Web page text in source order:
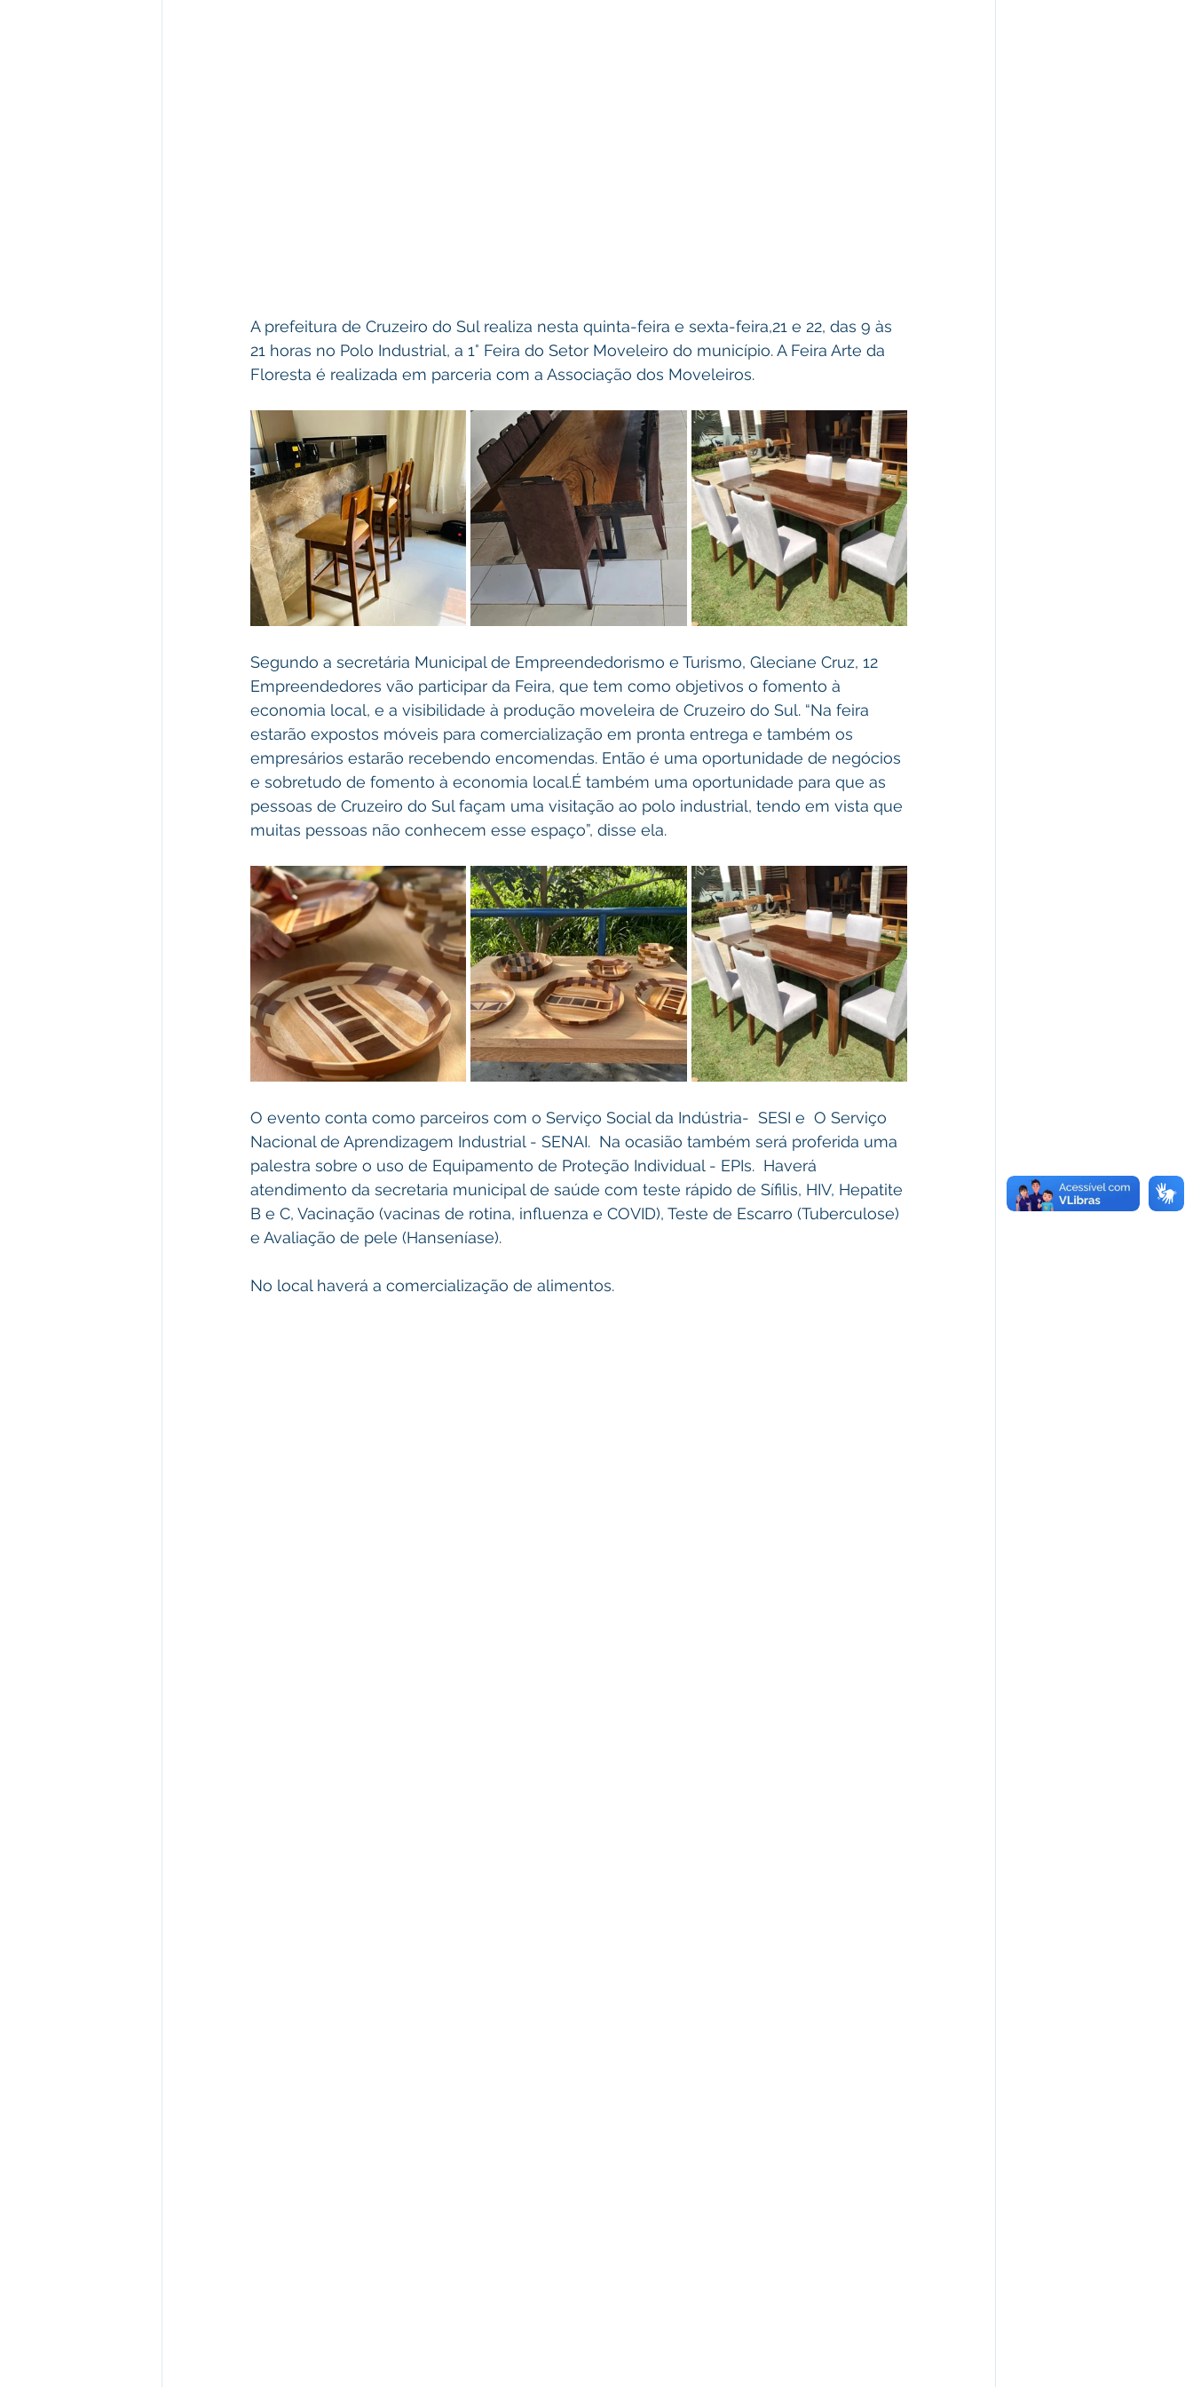
A prefeitura de Cruzeiro do Sul realiza nesta quinta-feira e sexta-feira,21 e 22, das 9 às
21 horas no Polo Industrial, a 1° Feira do Setor Moveleiro do município. A Feira Arte da
Floresta é realizada em parceria com a Associação dos Moveleiros.
Segundo a secretária Municipal de Empreendedorismo e Turismo, Gleciane Cruz, 12
Empreendedores vão participar da Feira, que tem como objetivos o fomento à
economia local, e a visibilidade à produção moveleira de Cruzeiro do Sul. “Na feira
estarão expostos móveis para comercialização em pronta entrega e também os
empresários estarão recebendo encomendas. Então é uma oportunidade de negócios
e sobretudo de fomento à economia local.É também uma oportunidade para que as
pessoas de Cruzeiro do Sul façam uma visitação ao polo industrial, tendo em vista que
muitas pessoas não conhecem esse espaço”, disse ela.
O evento conta como parceiros com o Serviço Social da Indústria-  SESI e  O Serviço
Nacional de Aprendizagem Industrial - SENAI.  Na ocasião também será proferida uma
palestra sobre o uso de Equipamento de Proteção Individual - EPIs.  Haverá
atendimento da secretaria municipal de saúde com teste rápido de Sífilis, HIV, Hepatite
B e C, Vacinação (vacinas de rotina, influenza e COVID), Teste de Escarro (Tuberculose)
e Avaliação de pele (Hanseníase).
No local haverá a comercialização de alimentos.